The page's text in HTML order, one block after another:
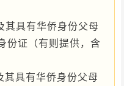
其具有华侨身份父母
份证（有则提供，含
其具有华侨身份父母